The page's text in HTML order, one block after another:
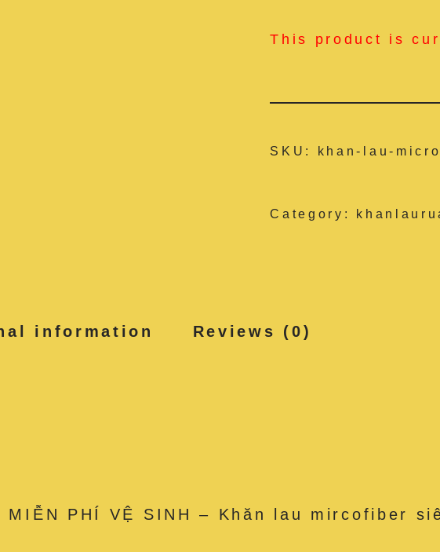
This product is
SKU: khan-lau-
Category:
information Reviews (0)
MIỄN PHÍ VỆ SINH – Khăn lau mircofiber